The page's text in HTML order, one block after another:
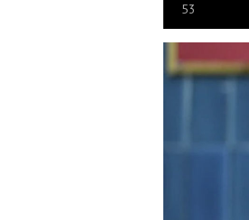
53